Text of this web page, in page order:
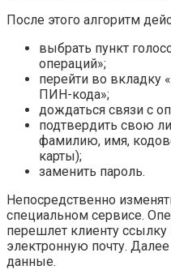
После этого алгоритм
выбрать пункт
операций»;
перейти во вкладку
ПИН-кода»;
дождаться связи с
подтвердить свою
фамилию, имя,
карты);
заменить пароль.
Непосредственно
специальном сервисе.
перешлет клиенту
электронную почту.
данные.